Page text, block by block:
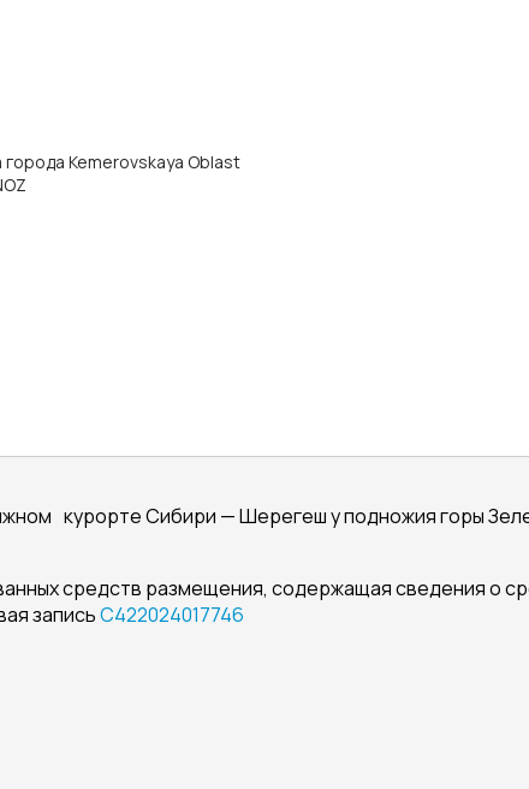
Kemerovskaya Oblast
курорте Сибири — Шерегеш у подножия горы
средств размещения, содержащая сведения о
записьС422024017746